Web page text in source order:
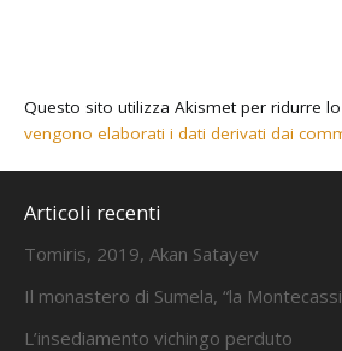
Questo sito utilizza Akismet per ridurre
vengono elaborati i dati derivati dai
Articoli recenti
Tomiris, 2019, Akan Satayev
Il monastero di Sumela, “la
L’insediamento vichingo perduto